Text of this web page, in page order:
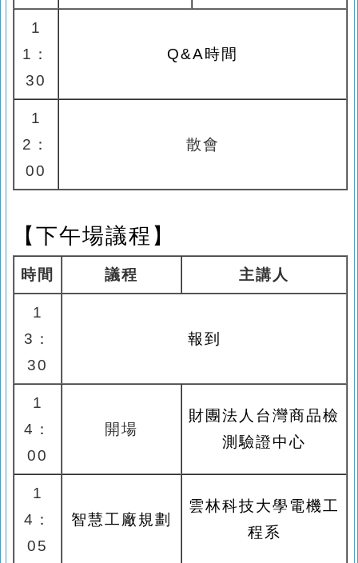
1
1 ：
30
Q&A 時間
1
2 ：
00
散會
【下午場議程】
時間 議程 主講人
1
3 ：
30
報到
1
4 ：
00
開場
財團法人台灣商品檢
測驗證中心
1
4 ：
05
智慧工廠規劃
雲林科技大學 電機工
程系